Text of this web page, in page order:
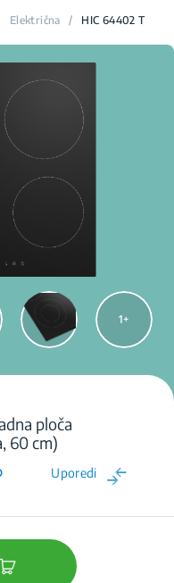
Električna / HIC 64402 T
1
ploča
60 cm)
Uporedi